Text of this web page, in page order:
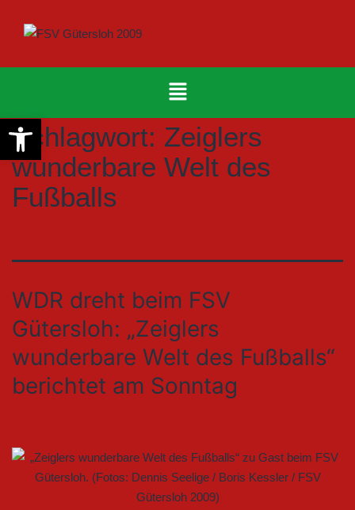
Schlagwort: Zeiglers
wunderbare Welt des
Fußballs
WDR dreht beim FSV
Gütersloh: „Zeiglers
wunderbare Welt des Fußballs“
berichtet am Sonntag
Werkzeugleiste öffnen